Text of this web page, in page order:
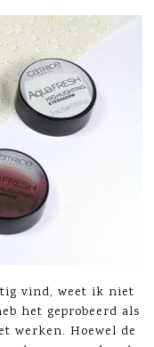
vind, weet ik niet
het geprobeerd als
werken. Hoewel de